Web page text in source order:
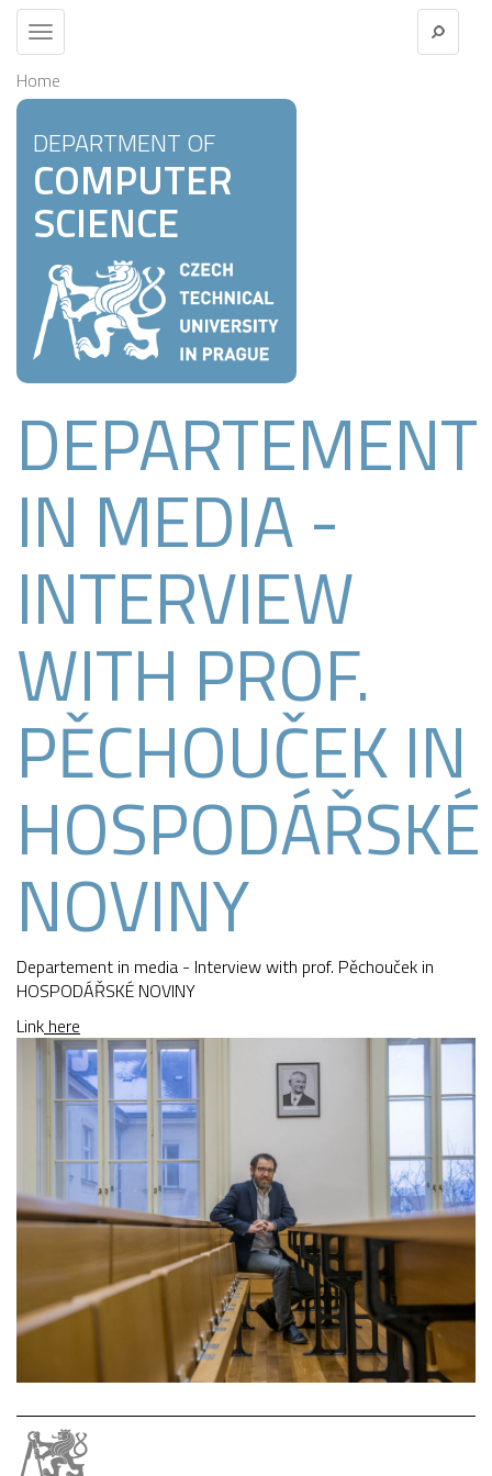
Toggle
navigation
Home
DEPARTMENT OF
COMPUTER
SCIENCE
DEPARTEMENT
IN MEDIA -
INTERVIEW
WITH PROF.
PĚCHOUČEK IN
HOSPODÁŘSKÉ
NOVINY
Departement in media - Interview with prof. Pěchouček in
HOSPODÁŘSKÉ NOVINY
Link here